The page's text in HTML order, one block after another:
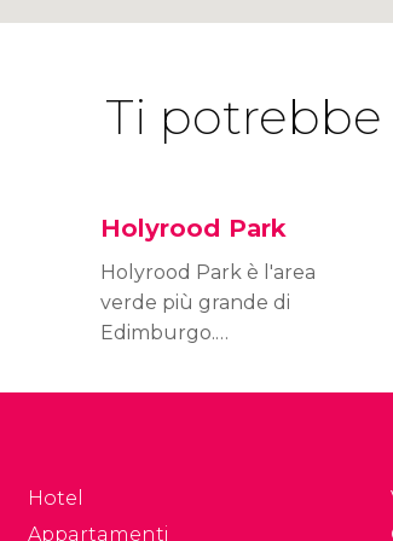
Ti potrebbe
Holyrood Park
Holyrood Park è l'area
verde più grande di
Edimburgo.
vasta zona
Hotel
Appartamenti